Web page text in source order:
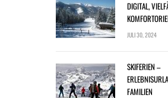
DIGITAL,
JULI 30, 2024
SKIFERIEN –
FAMILIEN